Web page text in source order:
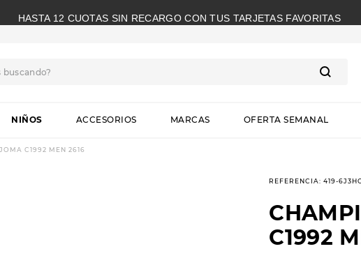
HASTA 12 CUOTAS SIN RECARGO CON TUS TARJETAS FAVORITAS
NIÑOS ACCESORIOS MARCAS OFERTA SEMANAL
C1992 MEN 2616
REFERENCIA:419-
C1992